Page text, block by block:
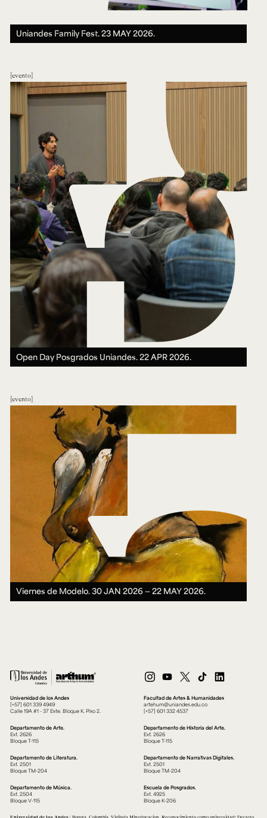
Uniandes Family Fest.23 MAY 2026.
evento
Open Day Posgrados Uniandes.22 APR 2026.
evento
Viernes de Modelo.30 JAN 2026 ― 22 MAY 2026.
Universidad de los Andes
[+57] 601 339 4949
Calle 19A #1 - 37 Este. Bloque K. Piso 2.
Facultad de Artes & Humanidades
artehum@uniandes.edu.co
[+57] 601 332 4537
Departamento de Arte.
Ext. 2626
Bloque T-115
Departamento de Historia del Arte.
Ext. 2626
Bloque T-115
Departamento de Literatura.
Ext. 2501
Bloque TM-204
Departamento de Narrativas Digitales.
Ext. 2501
Bloque TM-204
Departamento de Música.
Ext. 2504
Bloque V-115
Escuela de Posgrados.
Ext. 4925
Bloque K-206
Universidad de los Andes| Bogotá, Colombia. Vigilada Mineducación. Reconocimiento como universidad: Decreto